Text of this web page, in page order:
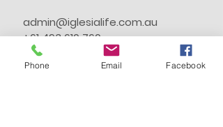
admin@iglesialife.com.au
+61 493 610 760
Phone Email Facebook